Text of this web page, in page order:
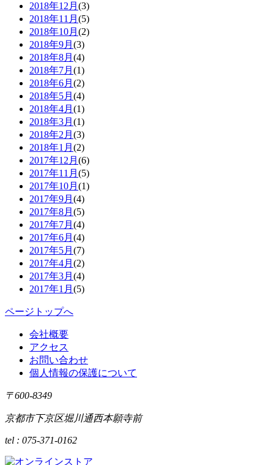
2018年12月 (3)
2018年11月 (5)
2018年10月 (2)
2018年9月 (3)
2018年8月 (4)
2018年7月 (1)
2018年6月 (2)
2018年5月 (4)
2018年4月 (1)
2018年3月 (1)
2018年2月 (3)
2018年1月 (2)
2017年12月 (6)
2017年11月 (5)
2017年10月 (1)
2017年9月 (4)
2017年8月 (5)
2017年7月 (4)
2017年6月 (4)
2017年5月 (7)
2017年4月 (2)
2017年3月 (4)
2017年1月 (5)
ページトップへ
会社概要
アクセス
お問い合わせ
個人情報の保護について
〒600-8349
京都市下京区堀川通西本願寺前
tel : 075-371-0162